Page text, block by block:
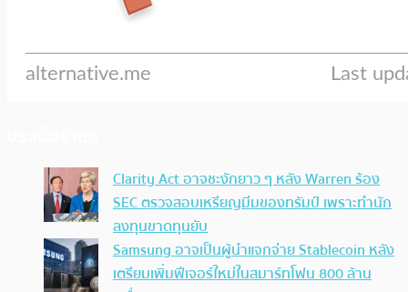
Clarity Act อาจชะงักยาว ๆ หลัง Warren ร้อง
SEC ตรวจสอบเหรียญมีมของทรัมป์ เพราะทำนัก
ลงทุนขาดทุนยับ
Samsung อาจเป็นผู้นำแจกจ่าย Stablecoin หลัง
เตรียมเพิ่มฟีเจอร์ใหม่ในสมาร์ทโฟน 800 ล้าน